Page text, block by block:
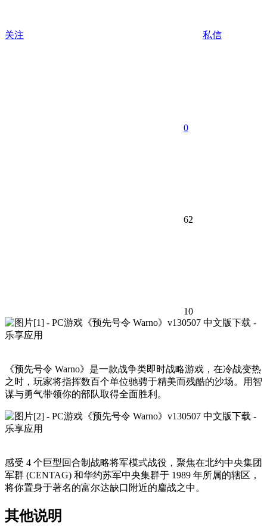
关注 私信
0
62
10
《预先号令 Warno》是一款战争类即时战略游戏，在冷战变热
之时，玩家将指挥数百个单位驰骋于精美而残酷的沙场。用智
谋与勇气带领你的部队取得全面胜利。
感受 4 个巨型回合制战略将军模式战役，聚焦在北约中央集团
军群 (CENTAG) 和华约苏军中央集群于 1989 年所属的辖区，
将你置身于著名的富尔达缺口附近的鏖战之中。
其他说明